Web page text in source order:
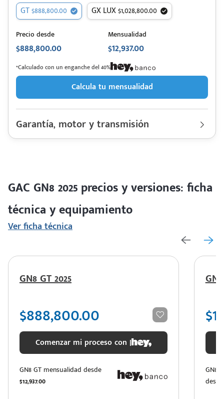
GT $888,800.00 GX LUX $1,028,800.00
Precio desde
$888,800.00
Mensualidad
$12,937.00
*Calculado con un enganche del 40%
Calcula tu mensualidad
Garantía, motor y transmisión
Colores disponibles
GAC GN8 2025 precios y versiones: ficha
técnica y equipamiento
Ver ficha técnica
GN8 GT 2025
$888,800.00
Comenzar mi proceso con |
GN8 GT mensualidad desde
$12,937.00
GN8